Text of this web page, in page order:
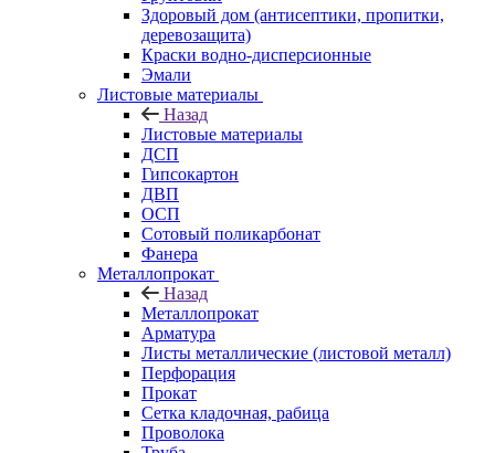
Здоровый дом (антисептики, пропитки,
деревозащита)
Краски водно-дисперсионные
Эмали
Листовые материалы
Назад
Листовые материалы
ДСП
Гипсокартон
ДВП
ОСП
Сотовый поликарбонат
Фанера
Металлопрокат
Назад
Металлопрокат
Арматура
Листы металлические (листовой металл)
Перфорация
Прокат
Сетка кладочная, рабица
Проволока